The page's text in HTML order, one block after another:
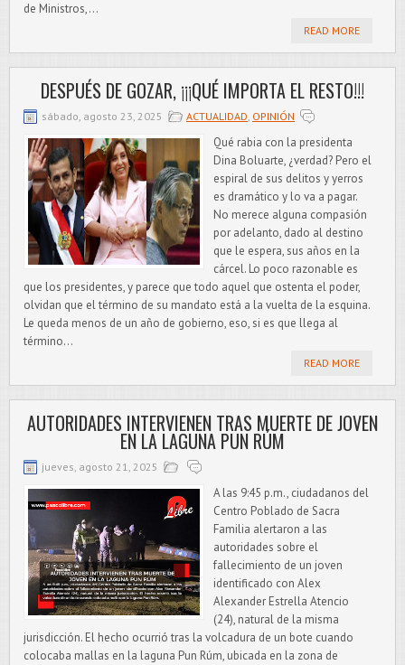
de Ministros,...
READ MORE
DESPUÉS DE GOZAR, ¡¡¡QUÉ IMPORTA EL RESTO!!!
sábado, agosto 23, 2025 ACTUALIDAD, OPINIÓN
Qué rabia con la presidenta
Dina Boluarte, ¿verdad? Pero el
espiral de sus delitos y yerros
es dramático y lo va a pagar.
No merece alguna compasión
por adelanto, dado al destino
que le espera, sus años en la
cárcel. Lo poco razonable es
que los presidentes, y parece que todo aquel que ostenta el poder,
olvidan que el término de su mandato está a la vuelta de la esquina.
Le queda menos de un año de gobierno, eso, si es que llega al
término...
READ MORE
AUTORIDADES INTERVIENEN TRAS MUERTE DE JOVEN
EN LA LAGUNA PUN RÚM
jueves, agosto 21, 2025
A las 9:45 p.m., ciudadanos del
Centro Poblado de Sacra
Familia alertaron a las
autoridades sobre el
fallecimiento de un joven
identificado con Alex
Alexander Estrella Atencio
(24), natural de la misma
jurisdicción. El hecho ocurrió tras la volcadura de un bote cuando
colocaba mallas en la laguna Pun Rúm, ubicada en la zona de